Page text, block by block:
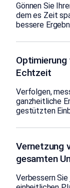
Gönnen Sie
dem es Zeit
bessere
Echtzeit
Verfolgen,
ganzheitliche
gestützten
Vernetzung
gesamten
Verbessern